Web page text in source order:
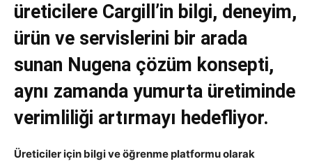
üreticilere Cargill’in bilgi, deneyim,
ürün ve servislerini bir arada
sunan Nugena çözüm konsepti,
aynı zamanda yumurta üretiminde
verimliliği artırmayı hedefliyor.
Üreticiler için bilgi ve öğrenme platformu olarak